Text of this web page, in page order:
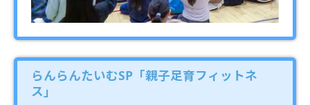
らんらんたいむSP「親子足育フィットネ
ス」